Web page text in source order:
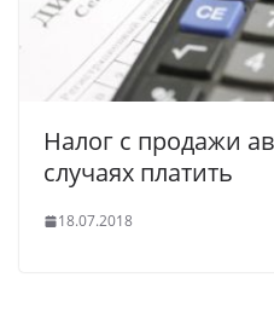
Налог с продажи
случаях платить
18.07.2018